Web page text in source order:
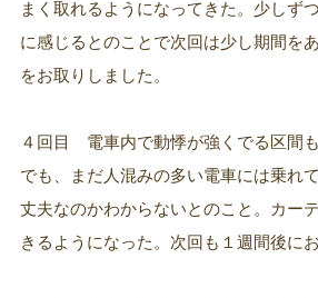
まく取れるようになってきた。少しず
に感じるとのことで次回は少し期間を
をお取りしました。
４回目 電車内で動悸が強くでる区間も
でも、まだ人混みの多い電車には乗れ
丈夫なのかわからないとのこと。カー
きるようになった。次回も１週間後に